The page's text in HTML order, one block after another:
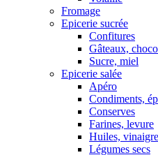
Fromage
Epicerie sucrée
Confitures
Gâteaux,
Sucre, miel
Epicerie salée
Apéro
Condiments,
Conserves
Farines, levure
Huiles,
Légumes secs